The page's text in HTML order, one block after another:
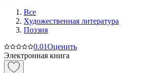
Все
Художественная литература
Поэзия
0.01Оценить
Электронная книга